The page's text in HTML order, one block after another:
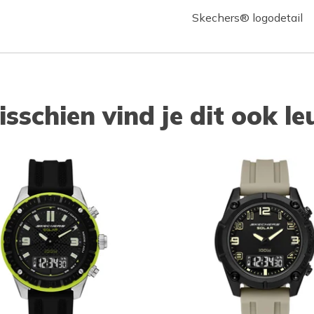
Skechers® logodetail
vind je dit ook